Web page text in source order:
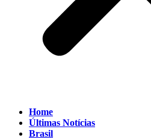
Home
Últimas Notícias
Brasil